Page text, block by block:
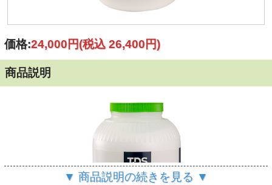
価格:24,000円(税込 26,400円)
商品説明
▼ 商品説明の続きを見る ▼